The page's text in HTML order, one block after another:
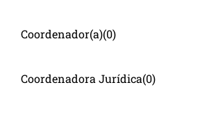
Coordenador(a)(0)
Coordenadora Jurídica(0)